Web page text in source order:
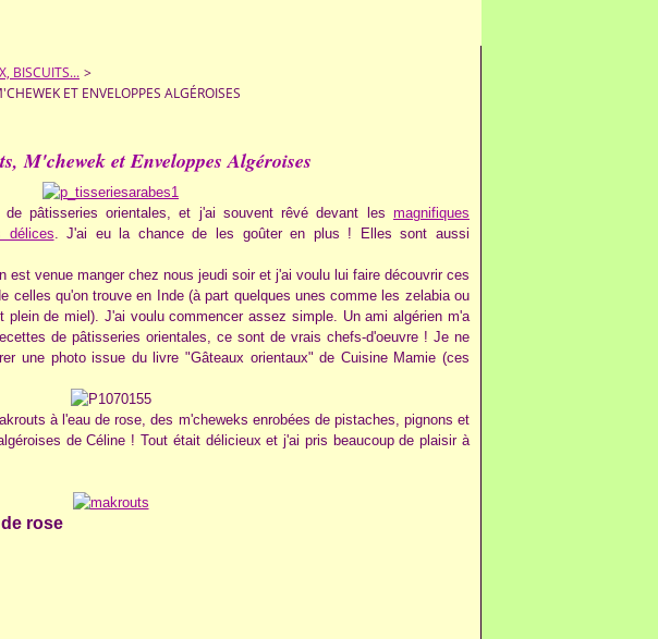
BISCUITS... >
ET ENVELOPPES ALGÉROISES
M'chewek et Enveloppes Algéroises
pâtisseries orientales, et j'ai souvent rêvé devant les magnifiques
délices. J'ai eu la chance de les goûter en plus ! Elles sont aussi
venue manger chez nous jeudi soir et j'ai voulu lui faire découvrir ces
celles qu'on trouve en Inde (à part quelques unes comme les zelabia ou
de miel). J'ai voulu commencer assez simple. Un ami algérien m'a
de pâtisseries orientales, ce sont de vrais chefs-d'oeuvre ! Je ne
une photo issue du livre "Gâteaux orientaux" de Cuisine Mamie (ces
à l'eau de rose, des m'cheweks enrobées de pistaches, pignons et
de Céline ! Tout était délicieux et j'ai pris beaucoup de plaisir à
rose